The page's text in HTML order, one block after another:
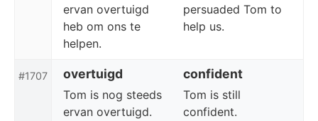
ervan overtuigd
heb om ons te
helpen.
persuaded Tom to
help us.
#1707 overtuigd confident
Tom is nog steeds
ervan overtuigd.
Tom is still
confident.